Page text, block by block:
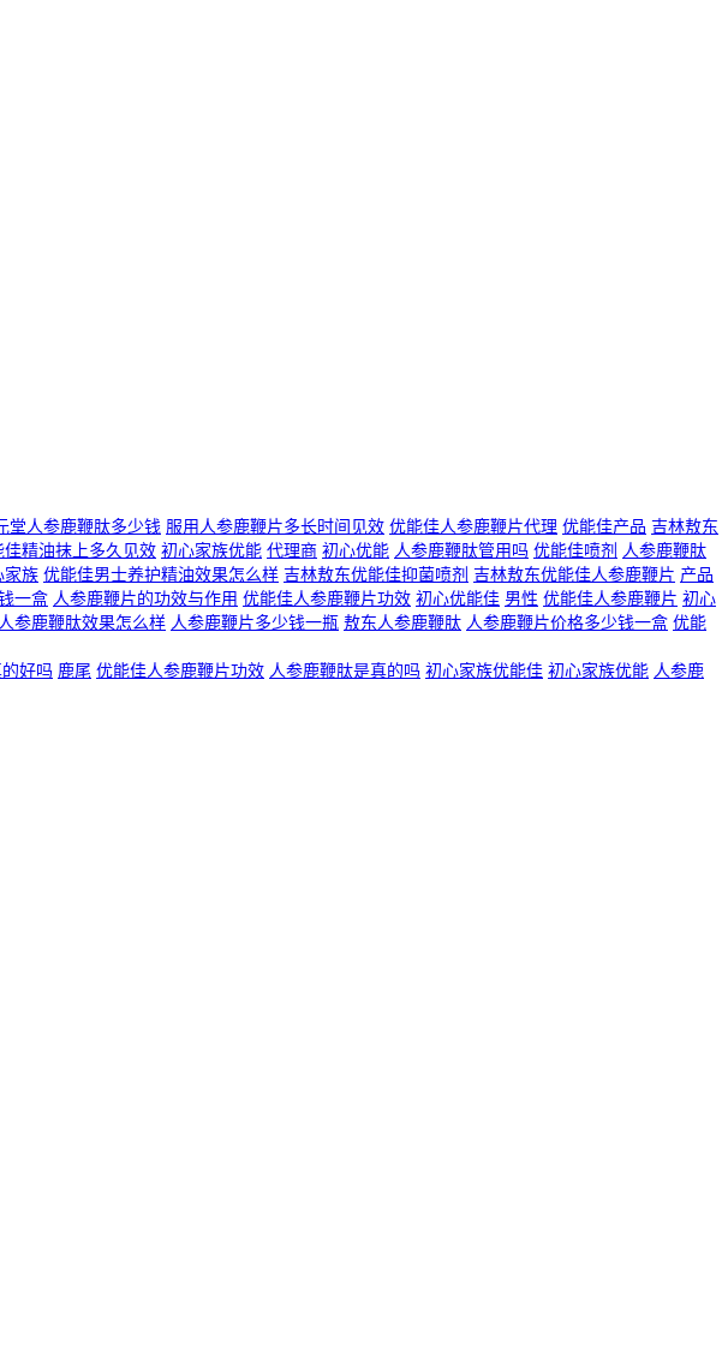
堂人参鹿鞭肽多少钱 服用人参鹿鞭片多长时间见效 优能佳人参鹿鞭片代理 优能佳产品 吉林敖东
佳精油抹上多久见效 初心家族优能 代理商 初心优能 人参鹿鞭肽管用吗 优能佳喷剂 人参鹿鞭肽
家族 优能佳男士养护精油效果怎么样 吉林敖东优能佳抑菌喷剂 吉林敖东优能佳人参鹿鞭片 产品
一盒 人参鹿鞭片的功效与作用 优能佳人参鹿鞭片功效 初心优能佳 男性 优能佳人参鹿鞭片 初心
人参鹿鞭肽效果怎么样 人参鹿鞭片多少钱一瓶 敖东人参鹿鞭肽 人参鹿鞭片价格多少钱一盒 优能
好吗 鹿尾 优能佳人参鹿鞭片功效 人参鹿鞭肽是真的吗 初心家族优能佳 初心家族优能 人参鹿